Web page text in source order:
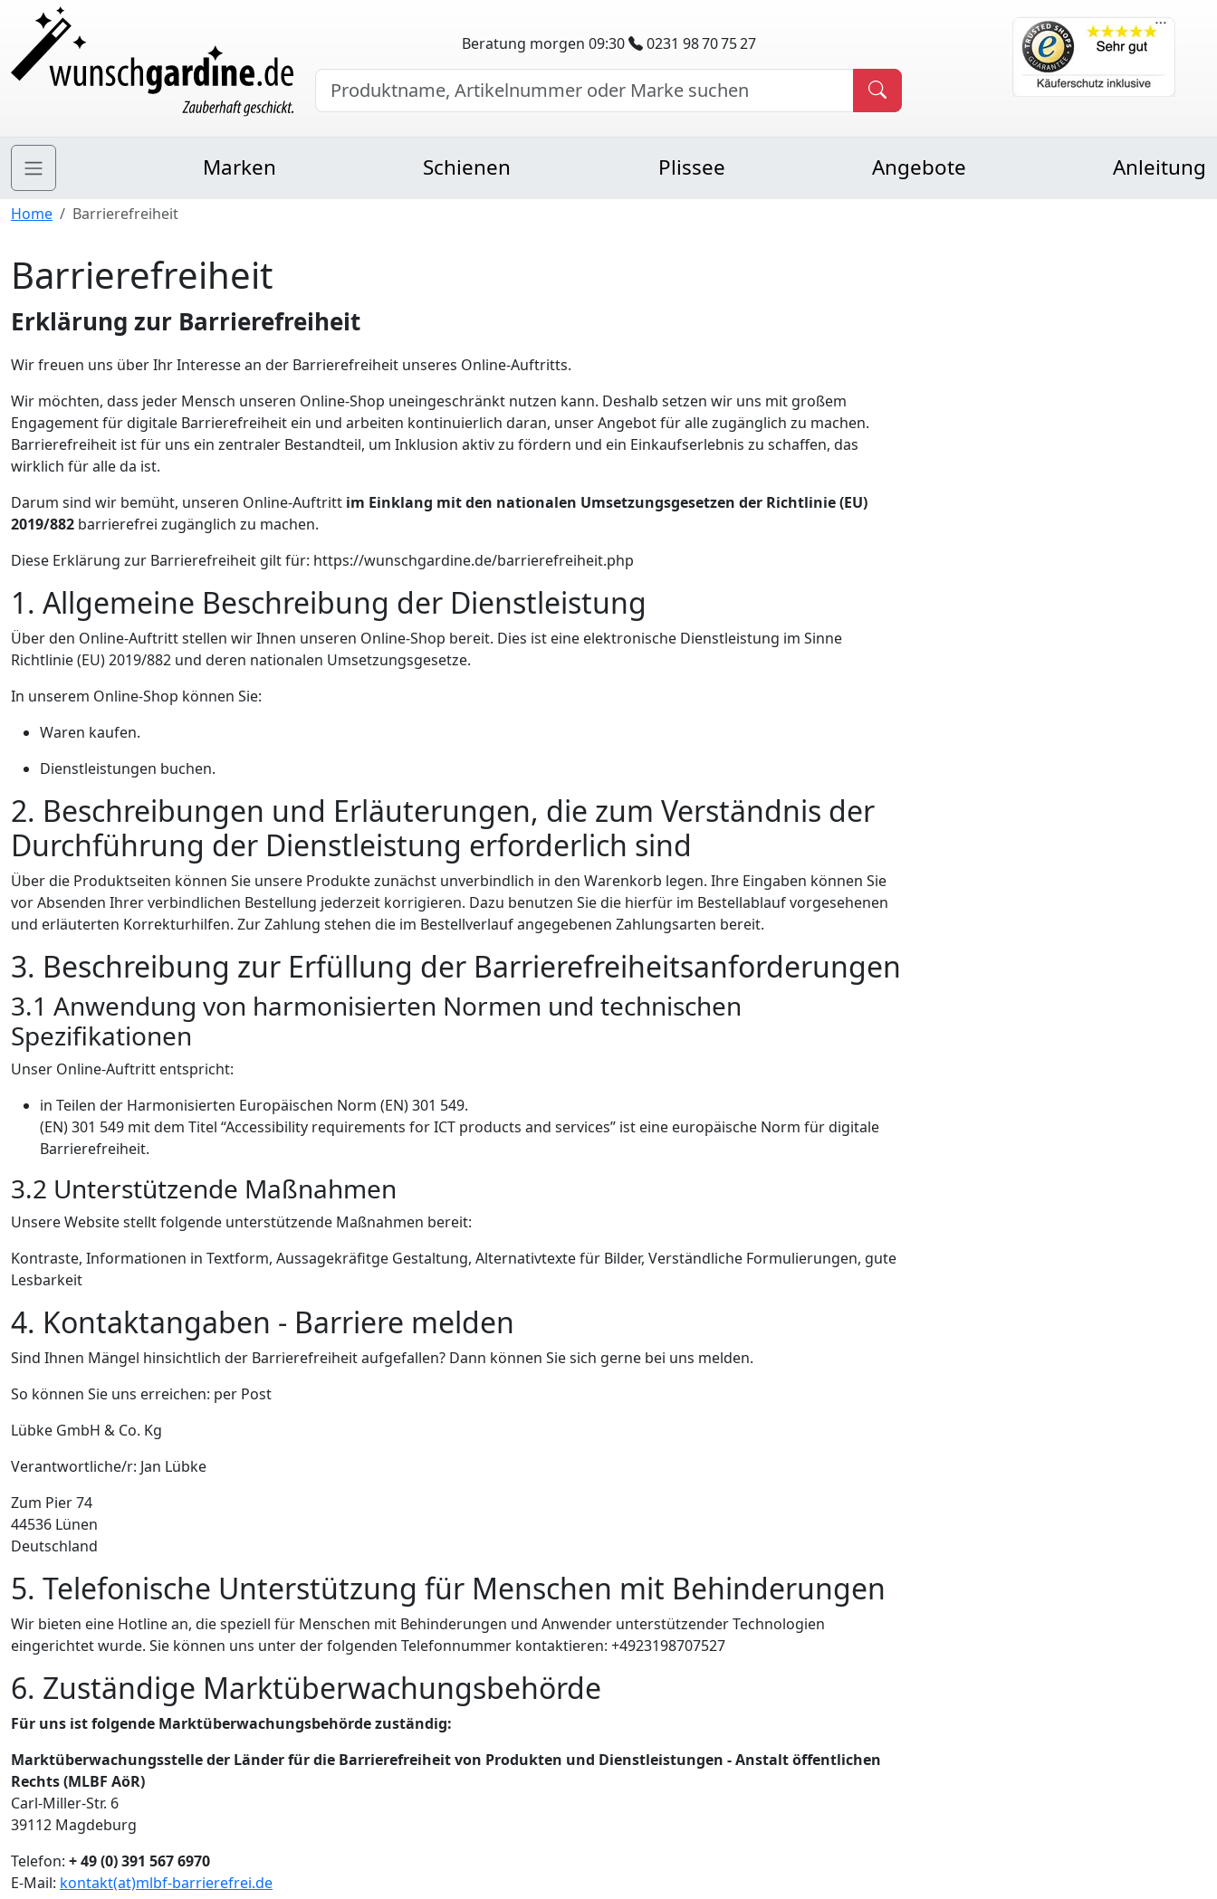
Beratung morgen 09:30 0231 98 70 75 27
Marken Schienen Plissee Angebote Anleitung
Home Barrierefreiheit
Barrierefreiheit
Erklärung zur Barrierefreiheit
Wir freuen uns über Ihr Interesse an der Barrierefreiheit unseres Online-Auftritts.
Wir möchten, dass jeder Mensch unseren Online-Shop uneingeschränkt nutzen kann. Deshalb setzen wir uns mit großem
Engagement für digitale Barrierefreiheit ein und arbeiten kontinuierlich daran, unser Angebot für alle zugänglich zu machen.
Barrierefreiheit ist für uns ein zentraler Bestandteil, um Inklusion aktiv zu fördern und ein Einkaufserlebnis zu schaffen, das
wirklich für alle da ist.
Darum sind wir bemüht, unseren Online-Auftritt im Einklang mit den nationalen Umsetzungsgesetzen der Richtlinie (EU)
2019/882 barrierefrei zugänglich zu machen.
Diese Erklärung zur Barrierefreiheit gilt für: https://wunschgardine.de/barrierefreiheit.php
1. Allgemeine Beschreibung der Dienstleistung
Über den Online-Auftritt stellen wir Ihnen unseren Online-Shop bereit. Dies ist eine elektronische Dienstleistung im Sinne
Richtlinie (EU) 2019/882 und deren nationalen Umsetzungsgesetze.
In unserem Online-Shop können Sie:
Waren kaufen.
Dienstleistungen buchen.
2. Beschreibungen und Erläuterungen, die zum Verständnis der
Durchführung der Dienstleistung erforderlich sind
Über die Produktseiten können Sie unsere Produkte zunächst unverbindlich in den Warenkorb legen. Ihre Eingaben können Sie
vor Absenden Ihrer verbindlichen Bestellung jederzeit korrigieren. Dazu benutzen Sie die hierfür im Bestellablauf vorgesehenen
und erläuterten Korrekturhilfen. Zur Zahlung stehen die im Bestellverlauf angegebenen Zahlungsarten bereit.
3. Beschreibung zur Erfüllung der Barrierefreiheitsanforderungen
3.1 Anwendung von harmonisierten Normen und technischen
Spezifikationen
Unser Online-Auftritt entspricht:
in Teilen der Harmonisierten Europäischen Norm (EN) 301 549.
(EN) 301 549 mit dem Titel “Accessibility requirements for ICT products and services” ist eine europäische Norm für digitale
Barrierefreiheit.
3.2 Unterstützende Maßnahmen
Unsere Website stellt folgende unterstützende Maßnahmen bereit:
Kontraste, Informationen in Textform, Aussagekräfitge Gestaltung, Alternativtexte für Bilder, Verständliche Formulierungen, gute
Lesbarkeit
4. Kontaktangaben - Barriere melden
Sind Ihnen Mängel hinsichtlich der Barrierefreiheit aufgefallen? Dann können Sie sich gerne bei uns melden.
So können Sie uns erreichen: per Post
Lübke GmbH & Co. Kg
Verantwortliche/r: Jan Lübke
Zum Pier 74
44536 Lünen
Deutschland
5. Telefonische Unterstützung für Menschen mit Behinderungen
Wir bieten eine Hotline an, die speziell für Menschen mit Behinderungen und Anwender unterstützender Technologien
eingerichtet wurde. Sie können uns unter der folgenden Telefonnummer kontaktieren: +4923198707527
6. Zuständige Marktüberwachungsbehörde
Für uns ist folgende Marktüberwachungsbehörde zuständig:
Marktüberwachungsstelle der Länder für die Barrierefreiheit von Produkten und Dienstleistungen - Anstalt öffentlichen
Rechts (MLBF AöR)
Carl-Miller-Str. 6
39112 Magdeburg
Telefon: + 49 (0) 391 567 6970
E-Mail: kontakt(at)mlbf-barrierefrei.de